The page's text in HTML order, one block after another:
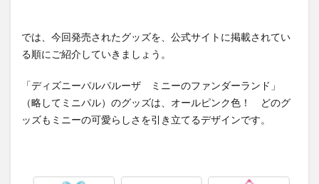
では、今回発売されたグッズを、公式サイトに掲載されてい
る順にご紹介していきましょう。
「ディズニーパルパルーザ ミニーのファンダーランド」
（略してミニパル）のグッズは、オールピンク色！ どのグ
ッズもミニーの可愛らしさを引き立てるデザインです。